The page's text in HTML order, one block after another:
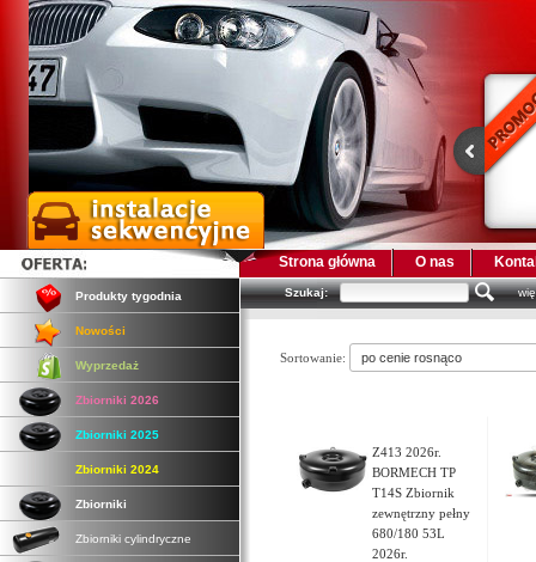
Produkty tygodnia
Nowości
Wyprzedaż
Zbiorniki 2026
Zbiorniki 2025
Zbiorniki 2024
Zbiorniki
Zbiorniki cylindryczne
Strona główna O nas
Szukaj:
Sortowanie:
Z413 2026r.
BORMECH TP
T14S Zbiornik
zewnętrzny pełny
680/180 53L
2026r.